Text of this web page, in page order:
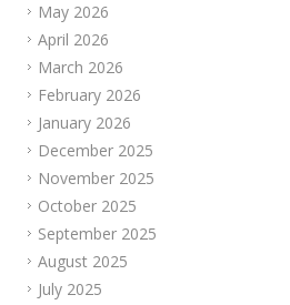
May 2026
April 2026
March 2026
February 2026
January 2026
December 2025
November 2025
October 2025
September 2025
August 2025
July 2025